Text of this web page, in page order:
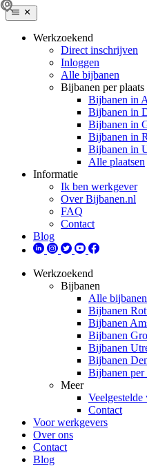
Werkzoekend
Direct inschrijven
Inloggen
Alle bijbanen
Bijbanen per plaats
Bijbanen in
Bijbanen in
Bijbanen in
Bijbanen in
Bijbanen in
Alle plaatsen
Informatie
Ik ben werkgever
Over Bijbanen.nl
FAQ
Contact
Blog
Werkzoekend
Bijbanen
Alle bijbanen
Bijbanen
Bijbanen
Bijbanen
Bijbanen
Bijbanen
Bijbanen per
Meer
Veelgestelde
Contact
Voor werkgevers
Over ons
Contact
Blog